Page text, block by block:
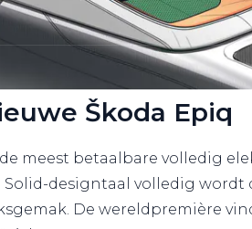
Škoda Epiq
meest betaalbare volledig
designtaal volledig wordt
De wereldpremière